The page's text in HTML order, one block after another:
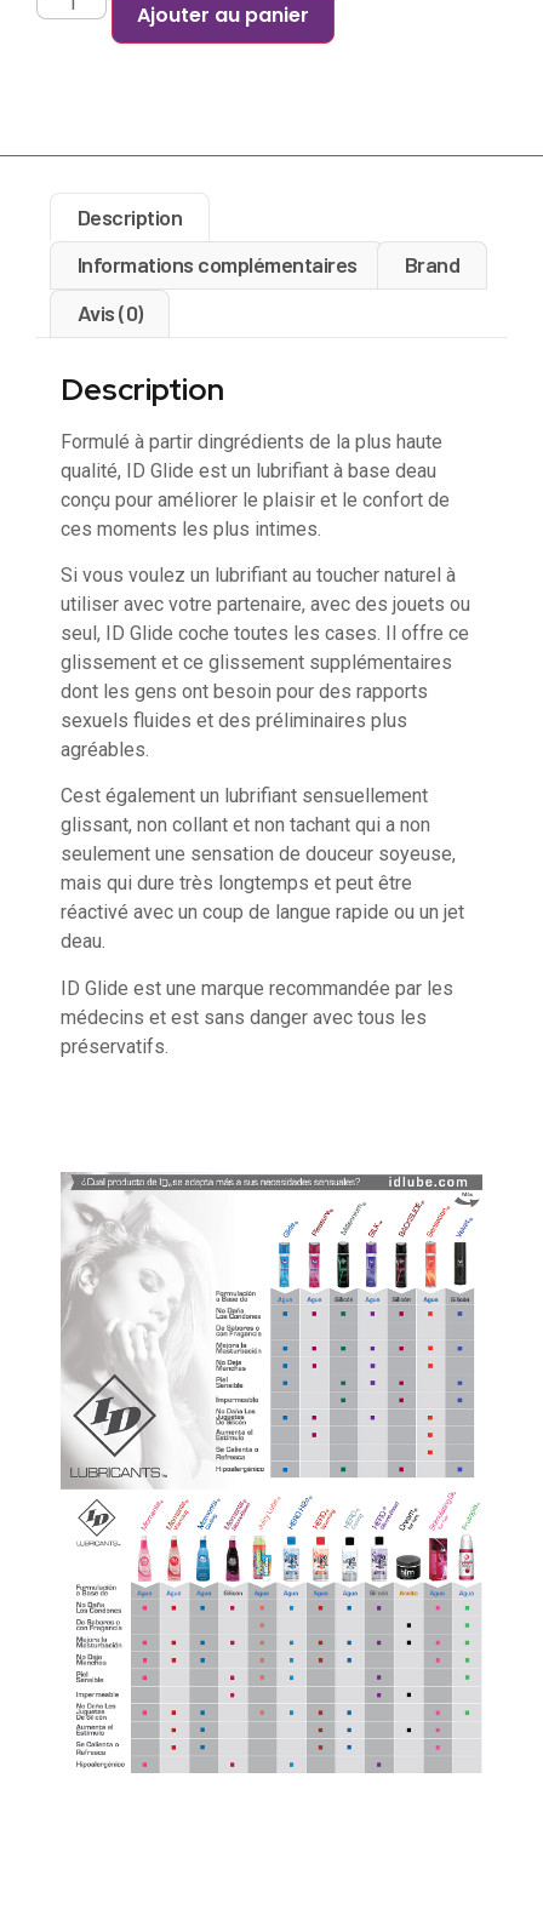
Ajouter au panier
Description
Informations complémentaires
Brand
Avis (0)
Description
Formulé à partir dingrédients de la plus haute
qualité, ID Glide est un lubrifiant à base deau
conçu pour améliorer le plaisir et le confort de
ces moments les plus intimes.
Si vous voulez un lubrifiant au toucher naturel à
utiliser avec votre partenaire, avec des jouets ou
seul, ID Glide coche toutes les cases. Il offre ce
glissement et ce glissement supplémentaires
dont les gens ont besoin pour des rapports
sexuels fluides et des préliminaires plus
agréables.
Cest également un lubrifiant sensuellement
glissant, non collant et non tachant qui a non
seulement une sensation de douceur soyeuse,
mais qui dure très longtemps et peut être
réactivé avec un coup de langue rapide ou un jet
deau.
ID Glide est une marque recommandée par les
médecins et est sans danger avec tous les
préservatifs.